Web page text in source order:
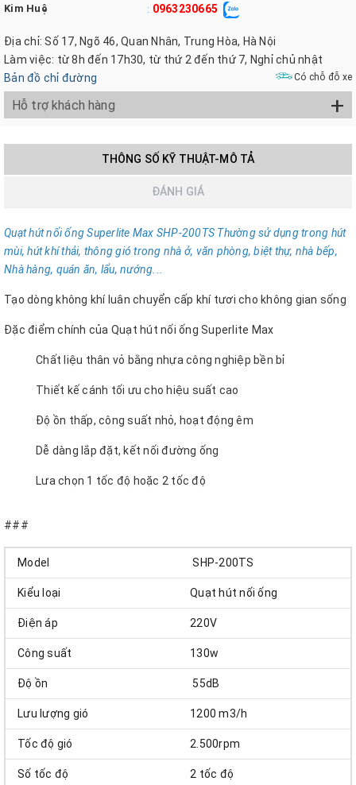
Kim Huệ : 0963230665
Địa chỉ: Số 17, Ngõ 46, Quan Nhân, Trung Hòa, Hà Nội
Làm việc: từ 8h đến 17h30, từ thứ 2 đến thứ 7, Nghỉ chủ nhật
Bản đồ chỉ đường
Có chỗ đỗ xe
Hỗ trợ khách hàng +
THÔNG SỐ KỸ THUẬT-MÔ TẢ
ĐÁNH GIÁ
Quạt hút nối ống Superlite Max SHP-200TS Thường sử dụng trong hút
mùi, hút khí thải, thông gió trong nhà ở, văn phòng, biệt thự, nhà bếp,
Nhà hàng, quán ăn, lẩu, nướng...
Tạo dòng không khí luân chuyển cấp khí tươi cho không gian sống
Đặc điểm chính của Quạt hút nối ống Superlite Max
Chất liệu thân vỏ bằng nhựa công nghiệp bền bỉ
Thiết kế cánh tối ưu cho hiệu suất cao
Độ ồn thấp, công suất nhỏ, hoạt động êm
Dễ dàng lắp đặt, kết nối đường ống
Lưa chọn 1 tốc độ hoặc 2 tốc độ
###
Model SHP-200TS
Kiểu loại Quạt hút nối ống
Điện áp 220V
Công suất 130w
Độ ồn 55dB
Lưu lượng gió 1200 m3/h
Tốc độ gió 2.500rpm
Số tốc độ 2 tốc độ